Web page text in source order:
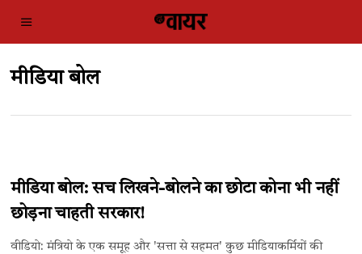
मीडिया बोल
मीडिया बोल: सच लिखने-बोलने का छोटा कोना भी नहीं
छोड़ना चाहती सरकार!
वीडियो: मंत्रियो के एक समूह और 'सत्ता से सहमत' कुछ मीडियाकर्मियों की